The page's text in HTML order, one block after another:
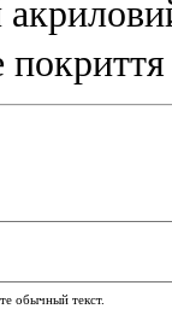
обычный текст.